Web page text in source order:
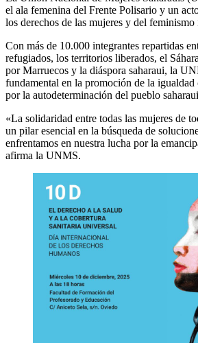
el ala femenina del Frente Polisario y un
los derechos de las mujeres y del
Con más de 10.000 integrantes repartidas
refugiados, los territorios liberados, el
por Marruecos y la diáspora saharaui, la
fundamental en la promoción de la igualdad
por la autodeterminación del pueblo
«La solidaridad entre todas las mujeres de
un pilar esencial en la búsqueda de
enfrentamos en nuestra lucha por la
afirma la UNMS.